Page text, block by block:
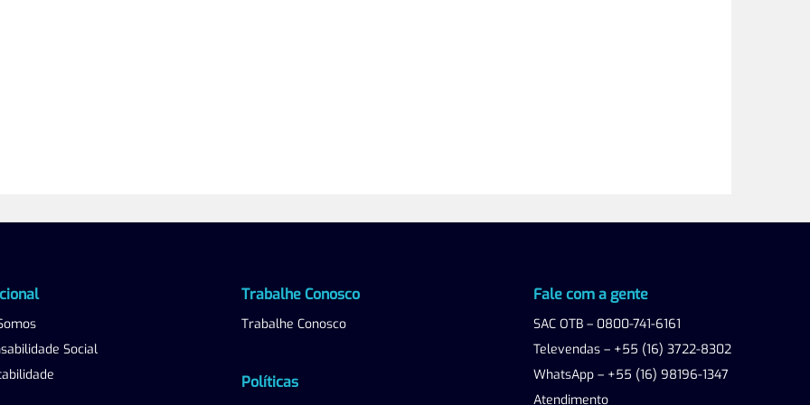
Social
Trabalhe Conosco
Trabalhe Conosco
Políticas
Fale com a gente
SAC OTB – 0800-741-6161
Televendas – +55 (16) 3722-8302
WhatsApp – +55 (16) 98196-1347
Atendimento